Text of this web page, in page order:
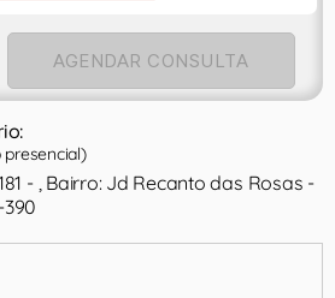
AGENDAR CONSULTA
- , Bairro: Jd Recanto das Rosas -
390